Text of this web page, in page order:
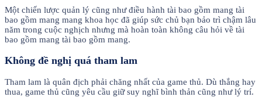
Một chiến lược quản lý cũng như điều hành tài bao gồm mang tài
bao gồm mang mang khoa học đã giúp sức chủ bạn bảo trì chậm lâu
năm trong cuộc nghịch nhưng mà hoàn toàn không câu hỏi về tài
bao gồm mang tài bao gồm mang.
Không đề nghị quá tham lam
Tham lam là quân địch phải chăng nhất của game thủ. Dù thắng hay
thua, game thủ cũng yêu cầu giữ suy nghĩ bình thản cũng như lý trí.